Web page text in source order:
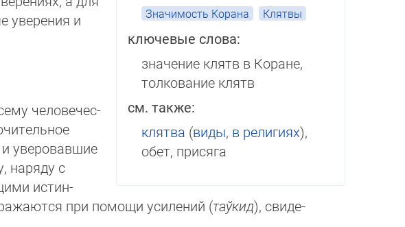
Значимость Корана Клятвы
ключевые слова:
значение клятв в Коране,
толкование клятв
см. также:
клятва (виды, в религиях),
обет, присяга
уверения и
челове­чес­
уве­ро­вав­шие
на­ря­ду с
ис­тин­
при помощи усилений (таўкид), сви­де­